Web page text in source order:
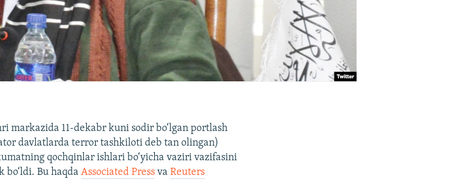
markazida 11-dekabr kuni sodir bo‘lgan portlash
davlatlarda terror tashkiloti deb tan olingan)
qochqinlar ishlari bo‘yicha vaziri vazifasini
bo‘ldi. Bu haqdaAssociated Press vaReuters